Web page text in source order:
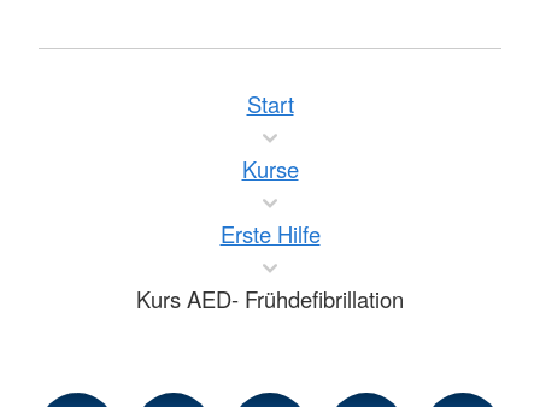
Start
Kurse
Erste Hilfe
Kurs AED- Frühdefibrillation